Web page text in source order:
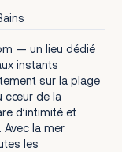
— un lieu dédié
instants
sur la plage
cœur de la
d’intimité et
Avec la mer
les